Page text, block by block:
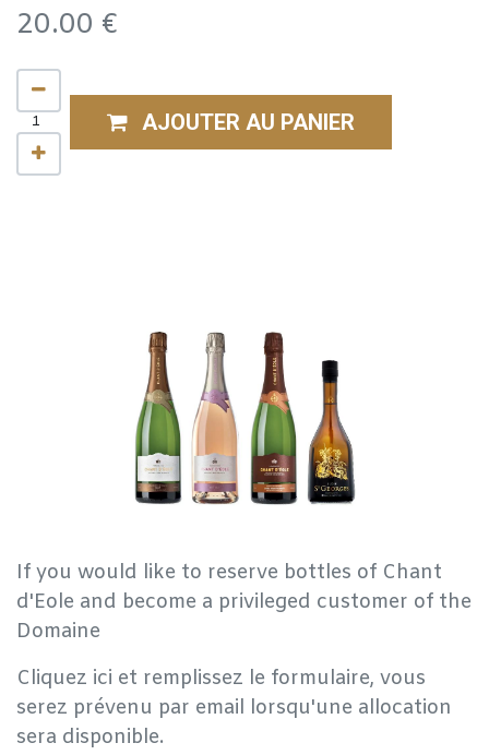
20.00 €
AJOUTER AU PANIER
If you would like to reserve bottles of Chant
d'Eole and become a privileged customer of the
Domaine
Cliquez ici et remplissez le formulaire, vous
serez prévenu par email lorsqu'une allocation
sera disponible.